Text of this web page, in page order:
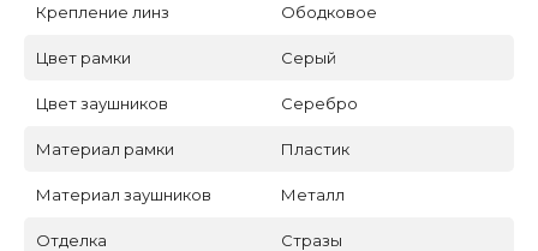
Крепление линз Ободковое
Цвет рамки Серый
Цвет заушников Серебро
Материал рамки Пластик
Материал заушников Металл
Отделка Стразы